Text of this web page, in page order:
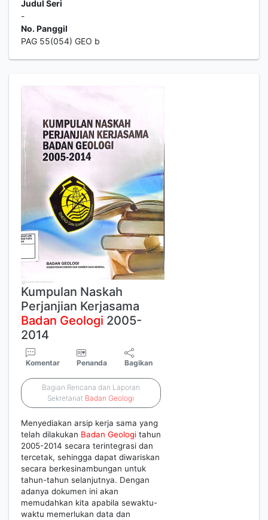
Judul Seri
-
No. Panggil
PAG 55(054) GEO b
Kumpulan Naskah
Perjanjian Kerjasama
Badan Geologi 2005-
2014
Komentar Penanda Bagikan
Bagian Rencana dan Laporan
Sekretariat Badan Geologi
Menyediakan arsip kerja sama yang
telah dilakukan Badan Geologi tahun
2005-2014 secara terintegrasi dan
tercetak, sehingga dapat diwariskan
secara berkesinambungan untuk
tahun-tahun selanjutnya. Dengan
adanya dokumen ini akan
memudahkan kita apabila sewaktu-
waktu memerlukan data dan